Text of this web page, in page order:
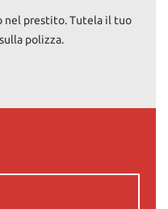
nel prestito. Tutela il tuo
polizza.